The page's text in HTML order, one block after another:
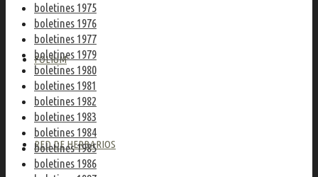
FOLIUM
RED DE HERBARIOS
boletines 1975
boletines 1976
boletines 1977
boletines 1979
boletines 1980
boletines 1981
boletines 1982
boletines 1983
boletines 1984
boletines 1985
boletines 1986